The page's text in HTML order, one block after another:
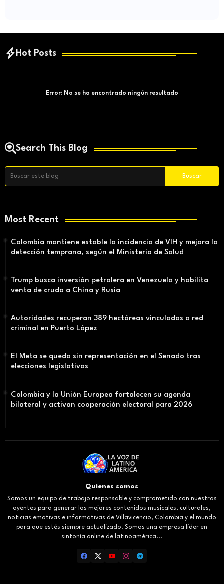
Hot Posts
Error:No se ha encontrado ningún resultado
Search This Blog
Most Recent
Colombia mantiene estable la incidencia de VIH y mejora la
detección temprana, según el Ministerio de Salud
Trump busca inversión petrolera en Venezuela y habilita
venta de crudo a China y Rusia
Autoridades recuperan 389 hectáreas vinculadas a red
criminal en Puerto López
El Meta se queda sin representación en el Senado tras
elecciones legislativas
Colombia y la Unión Europea fortalecen su agenda
bilateral y activan cooperación electoral para 2026
Quienes somos
Somos un equipo de trabajo responsable y comprometido con nuestros
oyentes para generar los mejores contenidos musicales, culturales,
noticias emotivas e informativas de Villavicencio, Colombia y el mundo
para que estés siempre actualizado. Somos una empresa líder en
sintonía online de latinoamérica...